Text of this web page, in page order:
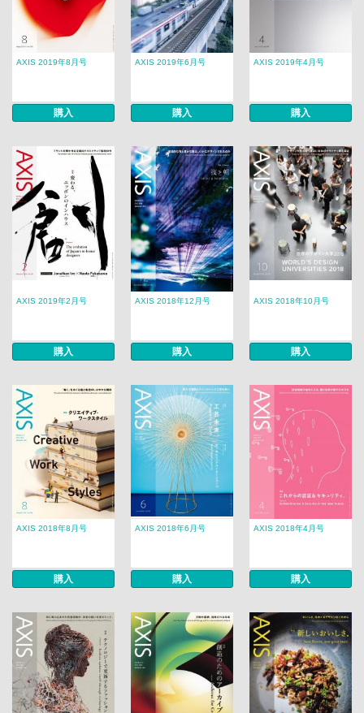
AXIS 2019年8月号
購入
AXIS 2019年6月号
購入
AXIS 2019年4月号
購入
AXIS 2019年2月号
購入
AXIS 2018年12月号
購入
AXIS 2018年10月号
購入
AXIS 2018年8月号
購入
AXIS 2018年6月号
購入
AXIS 2018年4月号
購入